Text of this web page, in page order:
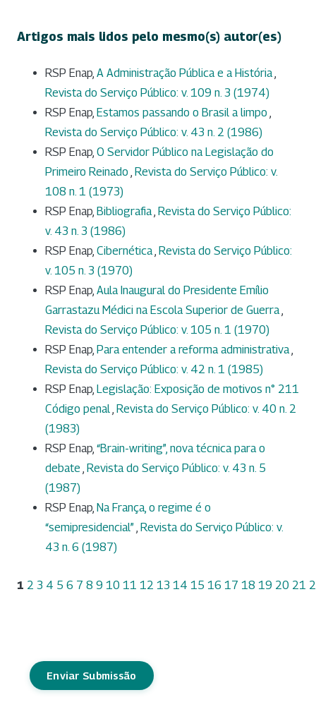
Artigos mais lidos pelo mesmo(s) autor(es)
RSP Enap, A Administração Pública e a História,
Revista do Serviço Público: v. 109 n. 3 (1974)
RSP Enap, Estamos passando o Brasil a limpo ,
Revista do Serviço Público: v. 43 n. 2 (1986)
RSP Enap, O Servidor Público na Legislação do
Primeiro Reinado , Revista do Serviço Público: v.
108 n. 1 (1973)
RSP Enap, Bibliografia, Revista do Serviço Público:
v. 43 n. 3 (1986)
RSP Enap, Cibernética, Revista do Serviço Público:
v. 105 n. 3 (1970)
RSP Enap, Aula Inaugural do Presidente Emílio
Garrastazu Médici na Escola Superior de Guerra,
Revista do Serviço Público: v. 105 n. 1 (1970)
RSP Enap, Para entender a reforma administrativa,
Revista do Serviço Público: v. 42 n. 1 (1985)
RSP Enap, Legislação: Exposição de motivos n° 211
Código penal, Revista do Serviço Público: v. 40 n. 2
(1983)
RSP Enap, “Brain-writing”, nova técnica para o
debate , Revista do Serviço Público: v. 43 n. 5
(1987)
RSP Enap, Na França, o regime é o
“semipresidencial” , Revista do Serviço Público: v.
43 n. 6 (1987)
1 2 3 4 5 6 7 8 9 10 11 12 13 14 15 16 17 18 19 20 21
Enviar Submissão